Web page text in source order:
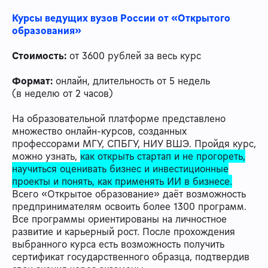
Курсы ведущих вузов России от «Открытого
образования»
Стоимость: от 3600 рублей за весь курс
Формат: онлайн, длительность от 5 недель
(в неделю от 2 часов)
На образовательной платформе представлено
множество онлайн-курсов, созданных
профессорами МГУ, СПБГУ, НИУ ВШЭ. Пройдя курс,
можно узнать, как открыть стартап и не прогореть,
научиться оценивать бизнес и инвестиционные
проекты и понять, как применять ИИ в бизнесе.
Всего «Открытое образование» даёт возможность
предпринимателям освоить более 1300 программ.
Все программы ориентированы на личностное
развитие и карьерный рост. После прохождения
выбранного курса есть возможность получить
сертификат государственного образца, подтвердив